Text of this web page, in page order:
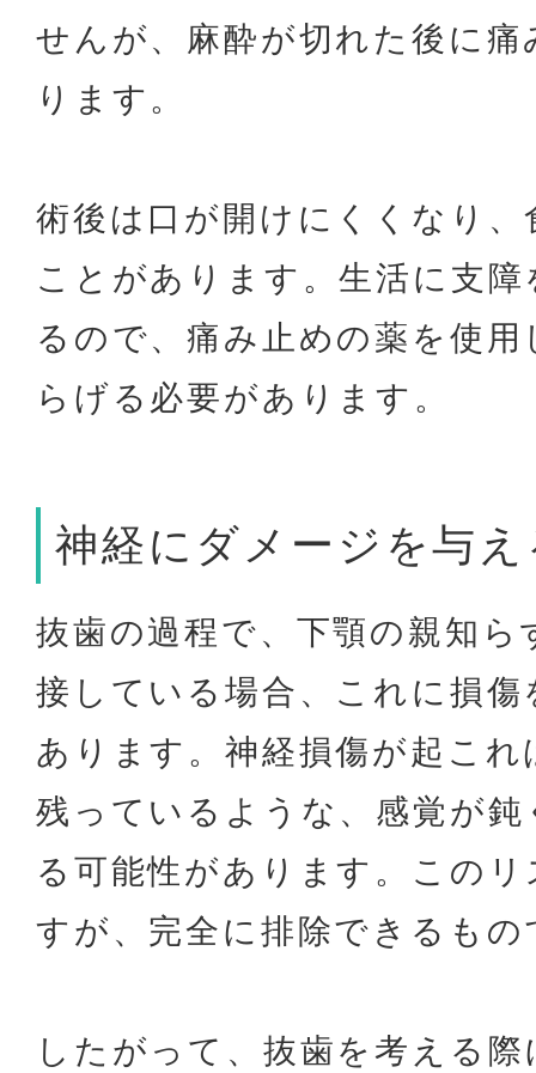
せんが、麻酔が切れた後に
ります。
術後は口が開けにくくなり
ことがあります。生活に支
るので、痛み止めの薬を使
らげる必要があります。
神経にダメージを与
抜歯の過程で、下顎の親知ら
接している場合、これに損
あります。神経損傷が起こ
残っているような、感覚が
る可能性があります。この
すが、完全に排除できるも
したがって、抜歯を考える